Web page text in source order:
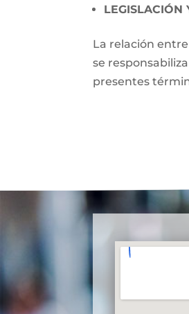
LEGISLACIÓN
La relación
se
presentes